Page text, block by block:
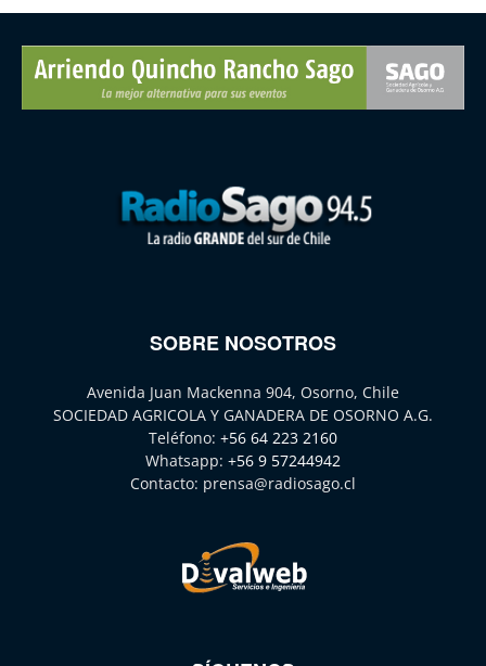
SOBRE NOSOTROS
Avenida Juan Mackenna 904, Osorno, Chile
SOCIEDAD AGRICOLA Y GANADERA DE OSORNO A.G.
Teléfono: +56 64 223 2160
Whatsapp: +56 9 57244942
Contacto: prensa@radiosago.cl